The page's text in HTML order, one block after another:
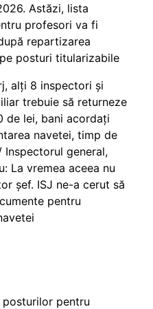
Astăzi, lista
profesori va fi
repartizarea
posturi titularizabile
alți 8 inspectori și
trebuie să returneze
de lei, bani acordați
navetei, timp de
Inspectorul general,
La vremea aceea nu
șef. ISJ ne-a cerut să
pentru
pentru